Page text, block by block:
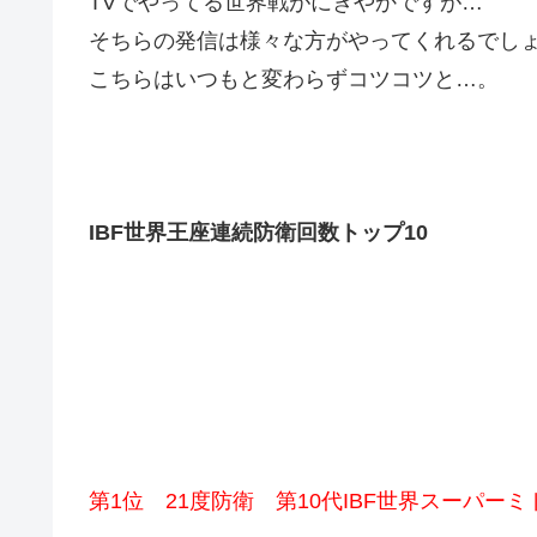
そちらの発信は様々な方がやってくれるでし
こちらはいつもと変わらずコツコツと…。
IBF世界王座連続防衛回数トップ10
第1位 21度防衛 第10代IBF世界スーパーミ